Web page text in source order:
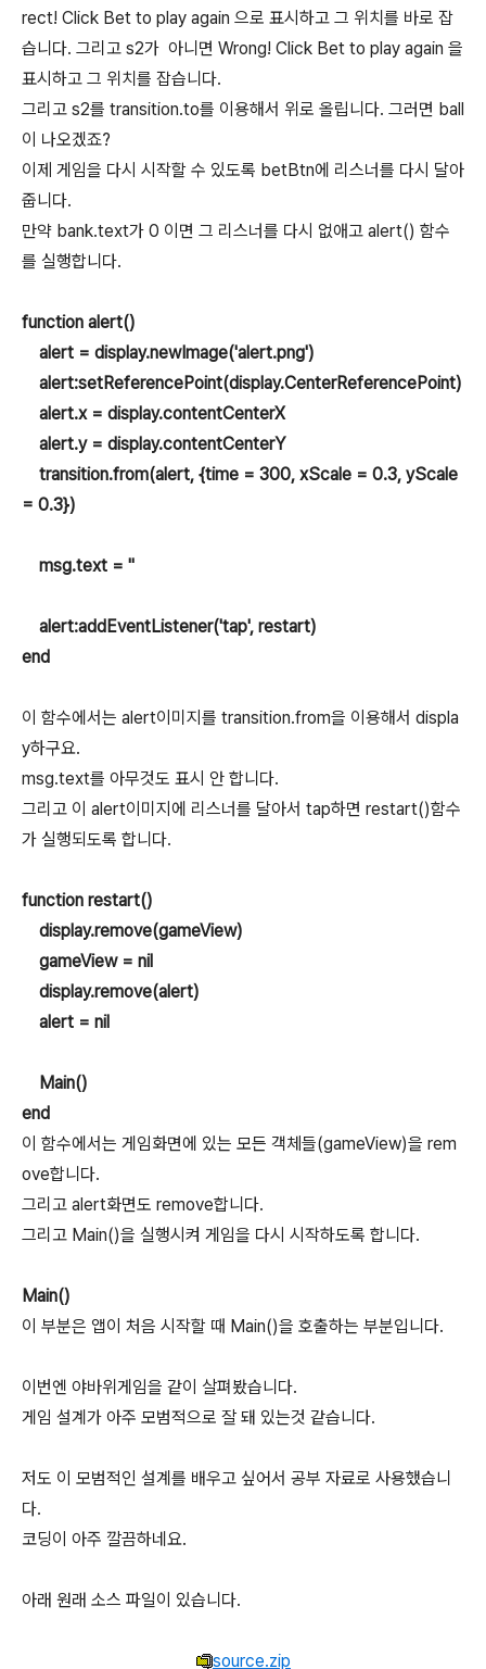
rect! Click Bet to play again 으로 표시하고 그 위치를 바로 잡
습니다. 그리고 s2가 아니면 Wrong! Click Bet to play again 을
표시하고 그 위치를 잡습니다.
그리고 s2를 transition.to를 이용해서 위로 올립니다. 그러면 ball
이 나오겠죠?
이제 게임을 다시 시작할 수 있도록 betBtn에 리스너를 다시 달아
줍니다.
만약 bank.text가 0 이면 그 리스너를 다시 없애고 alert() 함수
를 실행합니다.
function alert()
alert = display.newImage('alert.png')
alert:setReferencePoint(display.CenterReferencePoint)
alert.x = display.contentCenterX
alert.y = display.contentCenterY
transition.from(alert, {time = 300, xScale = 0.3, yScale
= 0.3})
msg.text = ''
alert:addEventListener('tap', restart)
end
이 함수에서는 alert이미지를 transition.from을 이용해서 displa
y하구요.
msg.text를 아무것도 표시 안 합니다.
그리고 이 alert이미지에 리스너를 달아서 tap하면 restart()함수
가 실행되도록 합니다.
function restart()
display.remove(gameView)
gameView = nil
display.remove(alert)
alert = nil
Main()
end
이 함수에서는 게임화면에 있는 모든 객체들(gameView)을 rem
ove합니다.
그리고 alert화면도 remove합니다.
그리고 Main()을 실행시켜 게임을 다시 시작하도록 합니다.
Main()
이 부분은 앱이 처음 시작할 때 Main()을 호출하는 부분입니다.
이번엔 야바위게임을 같이 살펴봤습니다.
게임 설계가 아주 모범적으로 잘 돼 있는것 같습니다.
저도 이 모범적인 설계를 배우고 싶어서 공부 자료로 사용했습니
다.
코딩이 아주 깔끔하네요.
아래 원래 소스 파일이 있습니다.
source.zip